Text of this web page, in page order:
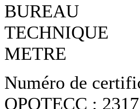
BUREAU
TECHNIQUE
METRE
Numéro de
OPQTECC : 2317